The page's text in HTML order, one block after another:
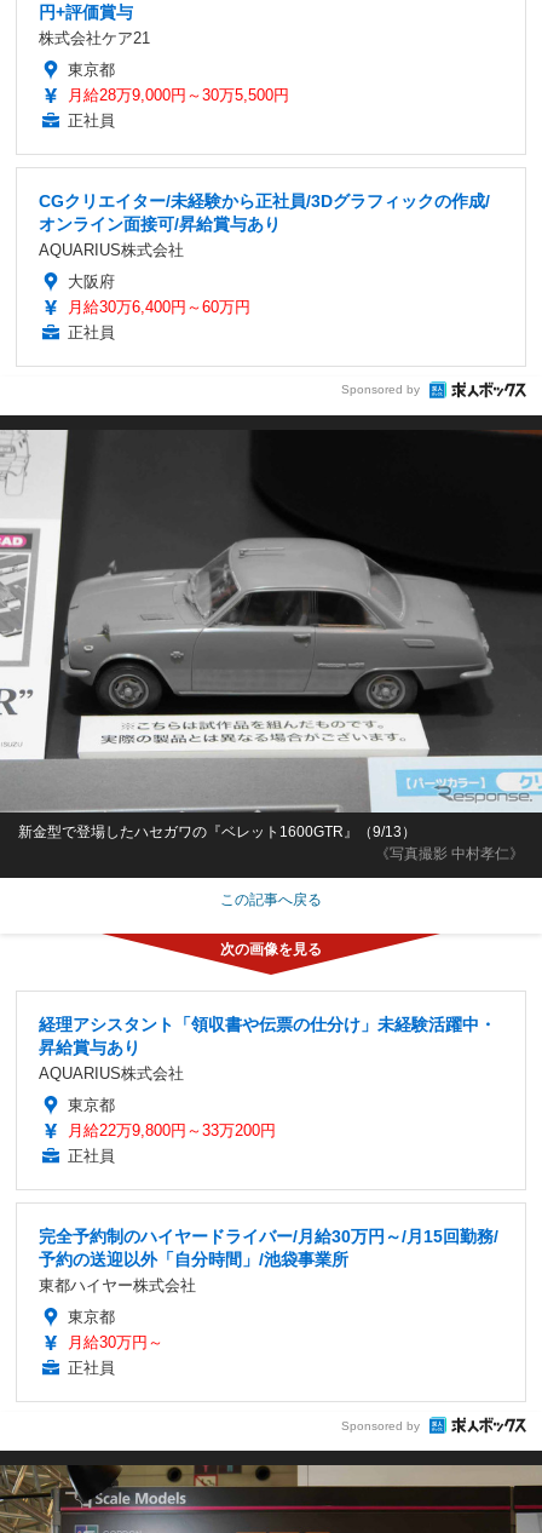
円+評価賞与
株式会社ケア21
東京都
月給28万9,000円～30万5,500円
正社員
CGクリエイター/未経験から正社員/3Dグラフィックの作成/
オンライン面接可/昇給賞与あり
AQUARIUS株式会社
大阪府
月給30万6,400円～60万円
正社員
Sponsored by
《写真撮影 中村孝仁》
新金型で登場したハセガワの『ベレット1600GTR』（9/13）
この記事へ戻る
経理アシスタント「領収書や伝票の仕分け」未経験活躍中・
昇給賞与あり
AQUARIUS株式会社
東京都
月給22万9,800円～33万200円
正社員
完全予約制のハイヤードライバー/月給30万円～/月15回勤務/
予約の送迎以外「自分時間」/池袋事業所
東都ハイヤー株式会社
東京都
月給30万円～
正社員
Sponsored by